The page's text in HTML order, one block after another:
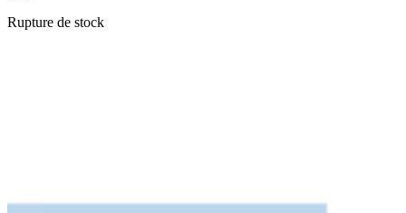
Rupture de stock